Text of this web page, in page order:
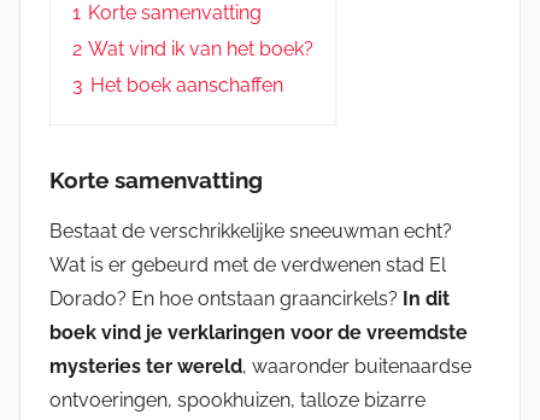
1 Korte samenvatting
2 Wat vind ik van het boek?
3 Het boek aanschaffen
Korte samenvatting
Bestaat de verschrikkelijke sneeuwman echt?
Wat is er gebeurd met de verdwenen stad El
Dorado? En hoe ontstaan graancirkels? In dit
boek vind je verklaringen voor de vreemdste
mysteries ter wereld, waaronder buitenaardse
ontvoeringen, spookhuizen, talloze bizarre